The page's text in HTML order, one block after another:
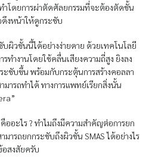
ำโดยการผ่าตัดศัลยกรรมที่จะต้องตัดชั้น
ดึงหน้าให้ดูกระชับ
ผิวชั้นนี้ได้อย่างง่ายดาย ด้วยเทคโนโลยี
ำงานโดยใช้คลื่นเสียงความถี่สูง ยิงลง
ชับขึ้น พร้อมกับกระตุ้นการสร้างคอลลา
ารถทำได้ ทางการแพทย์เรียกสิ่งนั้น
ออะไร ? ทำไมถึงมีความสำคัญต่อการยก
ารถยกกระชับถึงผิวชั้น SMAS ได้อย่างไร
สงสัยครับ